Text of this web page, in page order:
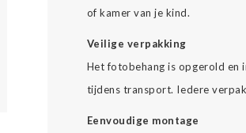
of kamer van je kind.
Veilige verpakking
Het fotobehang is opgerold en
tijdens transport. Iedere
Eenvoudige montage